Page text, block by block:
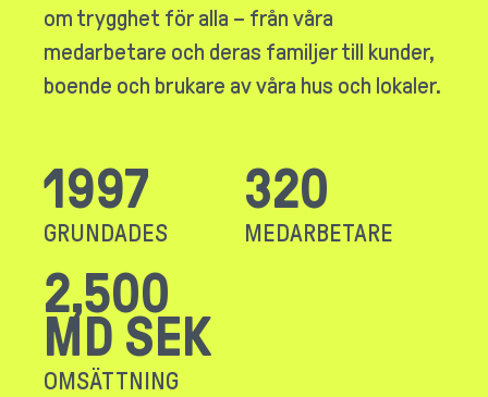
om trygghet för alla – från våra
medarbetare och deras familjer till kunder,
boende och brukare av våra hus och lokaler.
GRUNDADES
1997
MEDARBETARE
320
OMSÄTTNING
2,500
MD SEK